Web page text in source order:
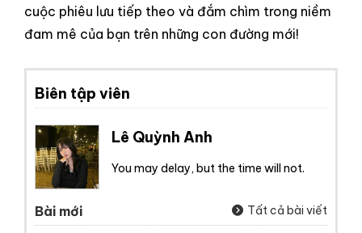
cuộc phiêu lưu tiếp theo và đắm chìm trong niềm
đam mê của bạn trên những con đường mới!
Biên tập viên
Lê Quỳnh Anh
You may delay, but the time will not.
Bài mới Tất cả bài viết